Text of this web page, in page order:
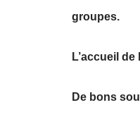
groupes.
L’accueil
De bons